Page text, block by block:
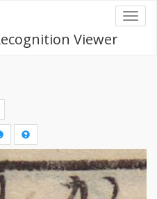
Viewer
Draw